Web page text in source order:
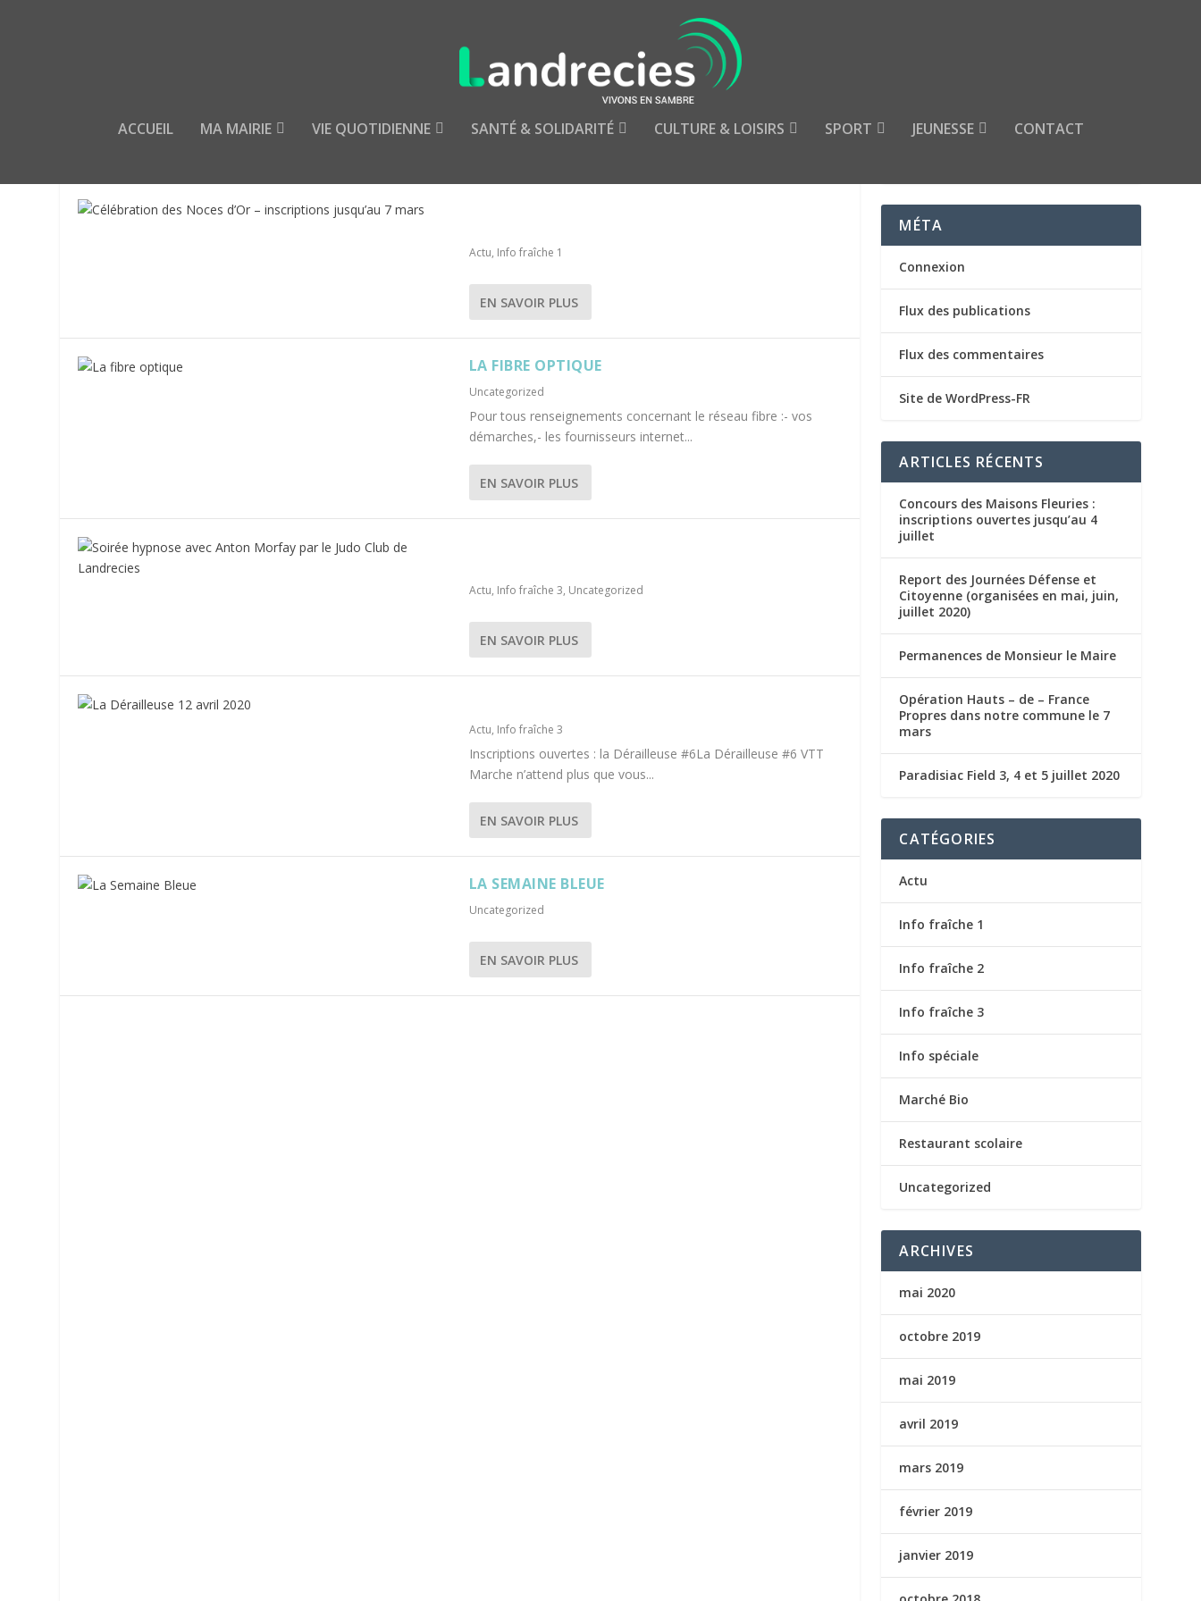
ACCUEIL MA MAIRIE VIE QUOTIDIENNE SANTÉ & SOLIDARITÉ CULTURE & LOISIRS SPORT JEUNESSE CONTACT
Actu, Info fraîche 1
EN SAVOIR PLUS
LA FIBRE OPTIQUE
Uncategorized
Pour tous renseignements concernant le réseau fibre :- vos
démarches,- les fournisseurs internet...
EN SAVOIR PLUS
Actu, Info fraîche 3, Uncategorized
EN SAVOIR PLUS
Actu, Info fraîche 3
Inscriptions ouvertes : la Dérailleuse #6La Dérailleuse #6 VTT
Marche n’attend plus que vous...
EN SAVOIR PLUS
LA SEMAINE BLEUE
Uncategorized
EN SAVOIR PLUS
MÉTA
Connexion
Flux des publications
Flux des commentaires
Site de WordPress-FR
ARTICLES RÉCENTS
Concours des Maisons Fleuries :
inscriptions ouvertes jusqu’au 4
juillet
Report des Journées Défense et
Citoyenne (organisées en mai, juin,
juillet 2020)
Permanences de Monsieur le Maire
Opération Hauts – de – France
Propres dans notre commune le 7
mars
Paradisiac Field 3, 4 et 5 juillet 2020
CATÉGORIES
Actu
Info fraîche 1
Info fraîche 2
Info fraîche 3
Info spéciale
Marché Bio
Restaurant scolaire
Uncategorized
ARCHIVES
mai 2020
octobre 2019
mai 2019
avril 2019
mars 2019
février 2019
janvier 2019